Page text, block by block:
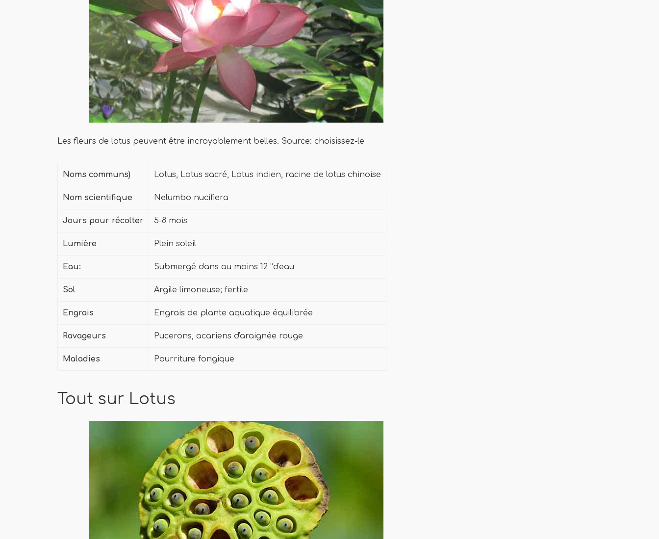
Les fleurs de lotus peuvent être incroyablement belles. Source: choisissez-le
Noms communs) Lotus, Lotus sacré, Lotus indien, racine de lotus chinoise
Nom scientifique Nelumbo nucifiera
Jours pour récolter 5-8 mois
Lumière Plein soleil
Eau: Submergé dans au moins 12 ”d'eau
Sol Argile limoneuse; fertile
Engrais Engrais de plante aquatique équilibrée
Ravageurs Pucerons, acariens d'araignée rouge
Maladies Pourriture fongique
Tout sur Lotus